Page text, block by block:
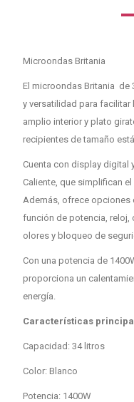
Microondas Britania
El microondas Britania de
y versatilidad para facilitar
amplio interior y plato
recipientes de tamaño
Cuenta con display digital
Caliente, que simplifican
Además, ofrece opciones
función de potencia,
olores y bloqueo de
Con una potencia de
proporciona un
energía.
Características
Capacidad: 34 litros
Color: Blanco
Potencia: 1400W